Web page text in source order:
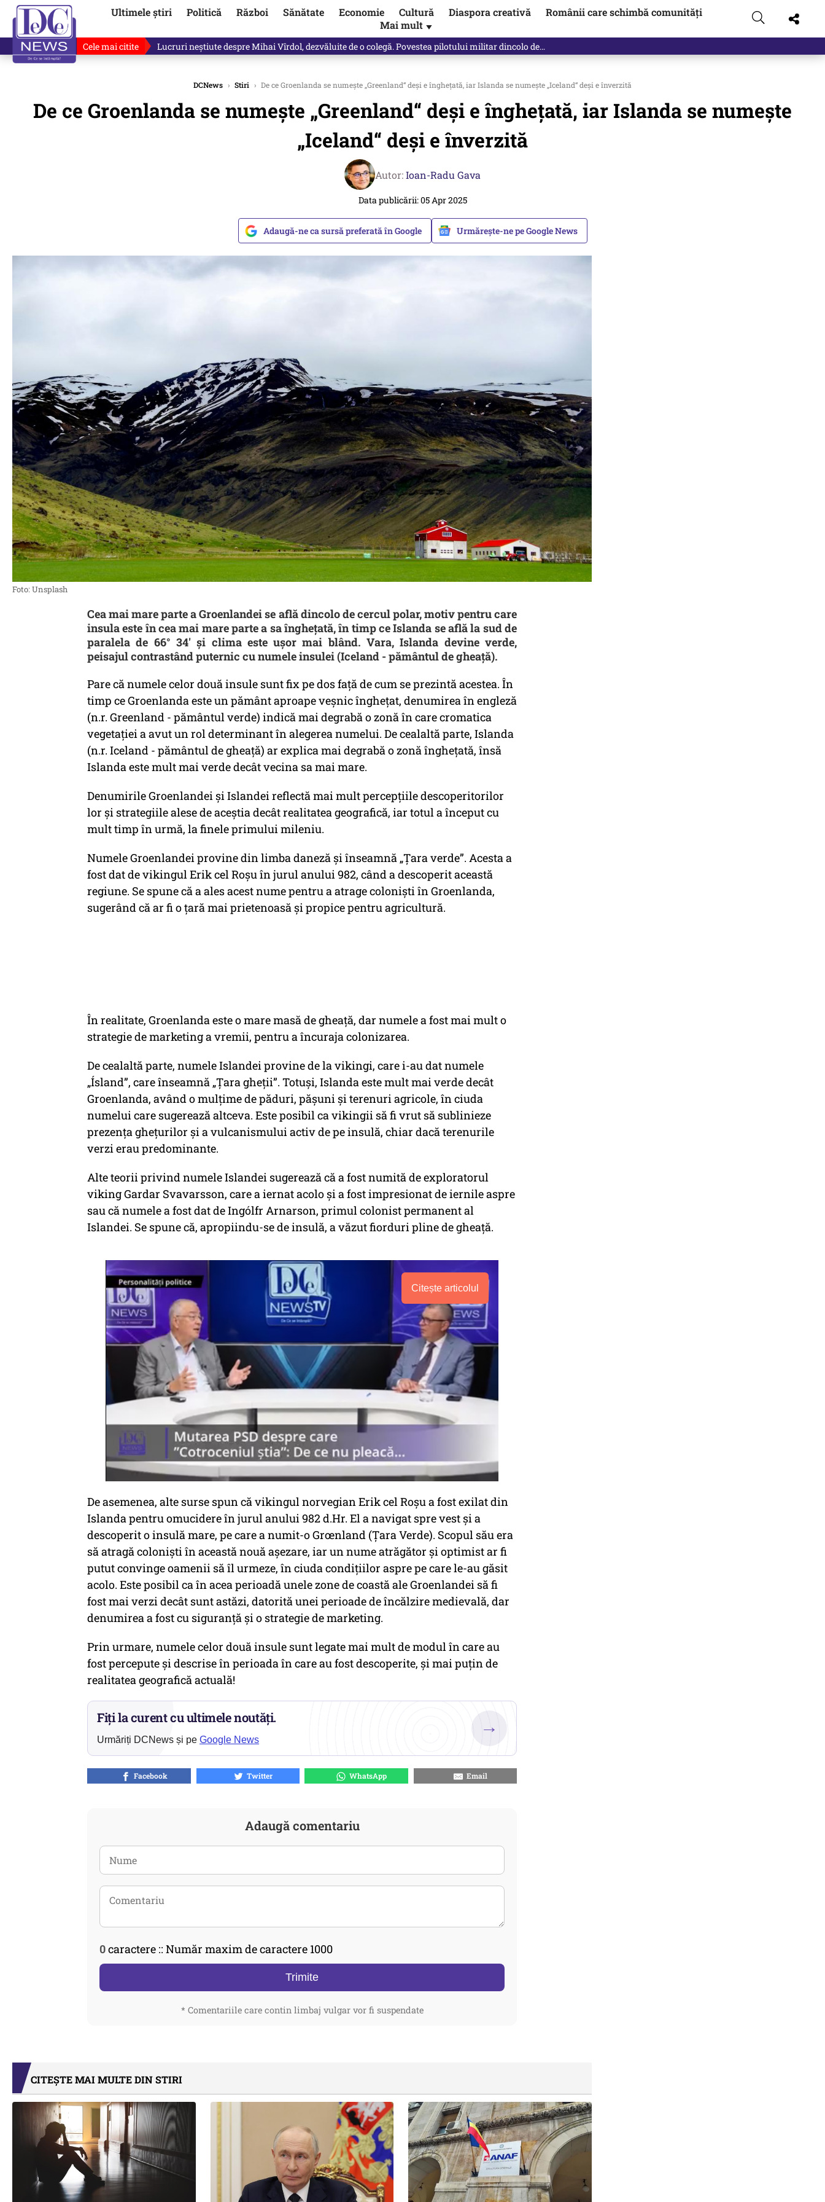
Ultimele știri Politică Război Sănătate Economie Cultură Diaspora creativă
Românii care schimbă comunități
Mai mult ▼
Cele mai citite Lucruri neștiute despre Mihai Vîrdol, dezvăluite de o colegă. Povestea pilotului militar dincolo de…
DCNews › Stiri › De ce Groenlanda se numește „Greenland“ deși e înghețată, iar Islanda se numește „Iceland“ deși e înverzită
De ce Groenlanda se numește „Greenland“ deși e înghețată, iar Islanda se numește
„Iceland“ deși e înverzită
Autor:Ioan-Radu Gava
Data publicării: 05 Apr 2025
Adaugă-ne ca sursă preferată în Google Urmărește-ne pe Google News
Foto: Unsplash
Cea mai mare parte a Groenlandei se află dincolo de cercul polar, motiv pentru care
insula este în cea mai mare parte a sa înghețată, în timp ce Islanda se află la sud de
paralela de 66° 34' și clima este ușor mai blând. Vara, Islanda devine verde,
peisajul contrastând puternic cu numele insulei (Iceland - pământul de gheață).
Pare că numele celor două insule sunt fix pe dos față de cum se prezintă acestea. În
timp ce Groenlanda este un pământ aproape veșnic înghețat, denumirea în engleză
(n.r. Greenland - pământul verde) indică mai degrabă o zonă în care cromatica
vegetației a avut un rol determinant în alegerea numelui. De cealaltă parte, Islanda
(n.r. Iceland - pământul de gheață) ar explica mai degrabă o zonă înghețată, însă
Islanda este mult mai verde decât vecina sa mai mare.
Denumirile Groenlandei și Islandei reflectă mai mult percepțiile descoperitorilor
lor și strategiile alese de aceștia decât realitatea geografică, iar totul a început cu
mult timp în urmă, la finele primului mileniu.
Numele Groenlandei provine din limba daneză și înseamnă „Țara verde”. Acesta a
fost dat de vikingul Erik cel Roșu în jurul anului 982, când a descoperit această
regiune. Se spune că a ales acest nume pentru a atrage coloniști în Groenlanda,
sugerând că ar fi o țară mai prietenoasă și propice pentru agricultură.
În realitate, Groenlanda este o mare masă de gheață, dar numele a fost mai mult o
strategie de marketing a vremii, pentru a încuraja colonizarea.
De cealaltă parte, numele Islandei provine de la vikingi, care i-au dat numele
„Ísland”, care înseamnă „Țara gheții”. Totuși, Islanda este mult mai verde decât
Groenlanda, având o mulțime de păduri, pășuni și terenuri agricole, în ciuda
numelui care sugerează altceva. Este posibil ca vikingii să fi vrut să sublinieze
prezența ghețurilor și a vulcanismului activ de pe insulă, chiar dacă terenurile
verzi erau predominante.
Alte teorii privind numele Islandei sugerează că a fost numită de exploratorul
viking Gardar Svavarsson, care a iernat acolo și a fost impresionat de iernile aspre
sau că numele a fost dat de Ingólfr Arnarson, primul colonist permanent al
Islandei. Se spune că, apropiindu-se de insulă, a văzut fiorduri pline de gheață.
Citește articolul
De asemenea, alte surse spun că vikingul norvegian Erik cel Roșu a fost exilat din
Islanda pentru omucidere în jurul anului 982 d.Hr. El a navigat spre vest și a
descoperit o insulă mare, pe care a numit-o Grœnland (Țara Verde). Scopul său era
să atragă coloniști în această nouă așezare, iar un nume atrăgător și optimist ar fi
putut convinge oamenii să îl urmeze, în ciuda condițiilor aspre pe care le-au găsit
acolo. Este posibil ca în acea perioadă unele zone de coastă ale Groenlandei să fi
fost mai verzi decât sunt astăzi, datorită unei perioade de încălzire medievală, dar
denumirea a fost cu siguranță și o strategie de marketing.
Prin urmare, numele celor două insule sunt legate mai mult de modul în care au
fost percepute și descrise în perioada în care au fost descoperite, și mai puțin de
realitatea geografică actuală!
Fiți la curent cu ultimele noutăți.
Urmăriți DCNews și pe Google News
→
Facebook Twitter WhatsApp Email
Adaugă comentariu
0caractere :: Număr maxim de caractere 1000
Trimite
* Comentariile care contin limbaj vulgar vor fi suspendate
CITEȘTE MAI MULTE DIN STIRI